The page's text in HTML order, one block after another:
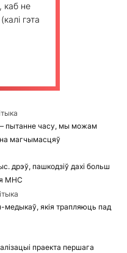
каб не
гэта
пытанне часу, мы можам
магчымасцяў
дрэў, пашкодзіў дахі больш
МНС
якія трапляюць пад
праекта першага